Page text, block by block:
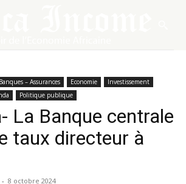
Banques – Assurances Economie
Investissement
Politique publique
La Banque centrale
taux directeur à
- 8 octobre 2024